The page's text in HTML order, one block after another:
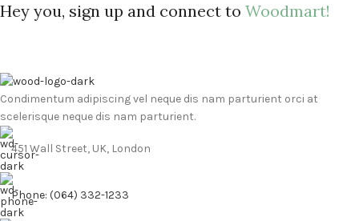
Hey you, sign up and connect to Woodmart!
Condimentum adipiscing vel neque dis nam parturient orci at
scelerisque neque dis nam parturient.
451 Wall Street, UK, London
Phone: (064) 332-1233